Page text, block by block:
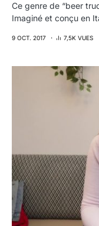
Ce genre de “beer
Imaginé et conçu en
9 OCT. 2017 7,5K VUES